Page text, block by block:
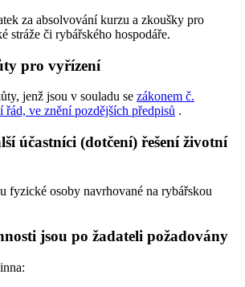
za absolvování kurzu a zkoušky pro
stráže či rybářského hospodáře.
pro vyřízení
jenž jsou v souladu se zákonem č.
řád, ve znění pozdějších předpisů .
účastníci (dotčení) řešení životní
fyzické osoby navrhované na rybářskou
jsou po žadateli požadovány